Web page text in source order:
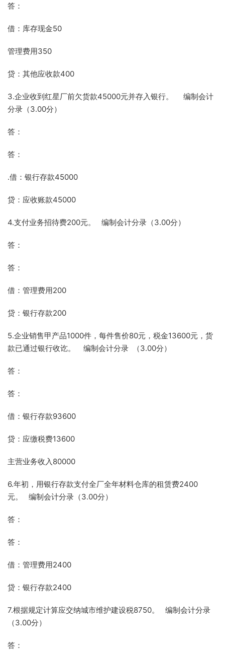
答：
借：库存现金50
管理费用350
贷：其他应收款400
3.企业收到红星厂前欠货款45000元并存入银行。 编制会计
分录（3.00分）
答：
答：
.借：银行存款45000
贷：应收账款45000
4.支付业务招待费200元。 编制会计分录（3.00分）
答：
答：
借：管理费用200
贷：银行存款200
5.企业销售甲产品1000件，每件售价80元，税金13600元，货
款已通过银行收讫。 编制会计分录 （3.00分）
答：
答：
借：银行存款93600
贷：应缴税费13600
主营业务收入80000
6.年初，用银行存款支付全厂全年材料仓库的租赁费2400
元。 编制会计分录（3.00分）
答：
答：
借：管理费用2400
贷：银行存款2400
7.根据规定计算应交纳城市维护建设税8750。 编制会计分录
（3.00分）
答：